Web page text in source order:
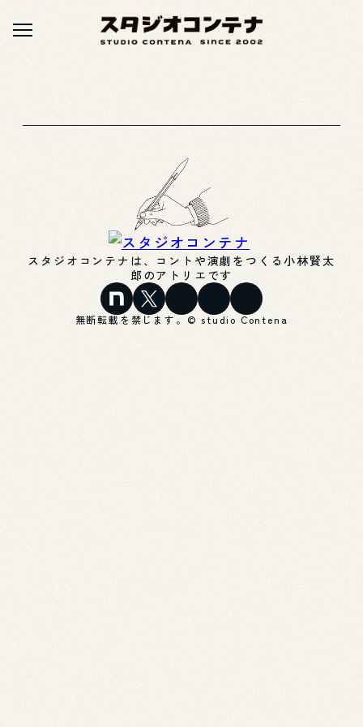
スタジオコンテナは、コントや演劇をつくる小林賢太
郎のアトリエです
無断転載を禁じます。© studio Contena